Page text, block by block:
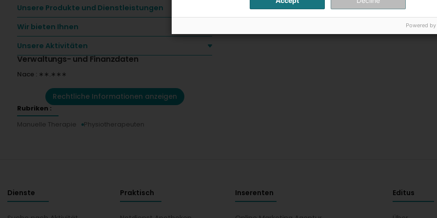
Unsere Produkte und Dienstleistungen
Wir bieten Ihnen
Unsere Aktivitäten
Verwaltungs- und Finanzdaten
Nace : ∗∗.∗∗∗
Rechtliche Informationen anzeigen
Rubriken :
Manuelle Therapie
Physiotherapeuten
Dienste Praktisch Inserenten Editus
Powered by